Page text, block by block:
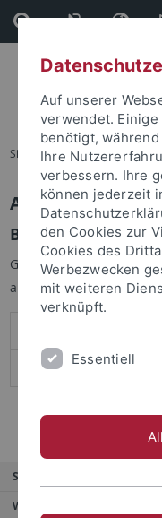
Direkt
zum
Inhalt
Direkt
zur
Fußleiste
Sie sind hier: Startseite
Anmelden
Geben Sie Ihren
anzumelden:
Service
Weitere Angebote
Auf unserer
verwendet.
benötigt,
Ihre
verbessern. Ihre
können jederzeit
den Cookies zur
Cookies des
Werbezwecken
mit weiteren
verknüpft.
Essentiell